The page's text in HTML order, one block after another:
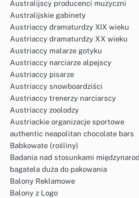
Australijscy producenci muzyczni
Australijskie gabinety
Austriaccy dramaturdzy XIX wieku
Austriaccy dramaturdzy XX wieku
Austriaccy malarze gotyku
Austriaccy narciarze alpejscy
Austriaccy pisarze
Austriaccy snowboardziści
Austriaccy trenerzy narciarscy
Austriaccy zoolodzy
Austriackie organizacje sportowe
authentic neapolitan chocolate bars
Babkowate (rośliny)
Badania nad stosunkami
bagatela duża do pakowania
Balony Reklamowe
Balony z Logo